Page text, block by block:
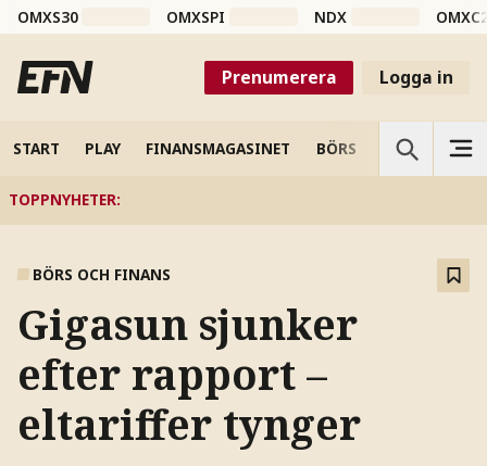
OMXS30 OMXSPI NDX
Prenumerera Logga in
START PLAY FINANSMAGASINET BÖRS VETENSKAP
TOPPNYHETER:
BÖRS OCH FINANS
Gigasun sjunker
efter rapport –
eltariffer tynger